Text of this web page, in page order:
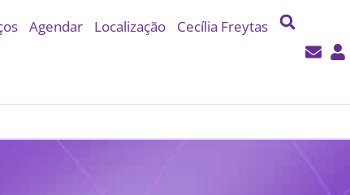
Agendar Localização Cecília Freytas